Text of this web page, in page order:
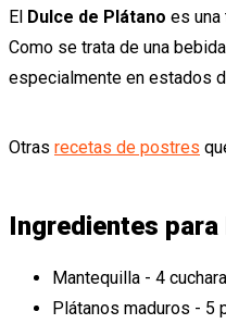
El Dulce de Plátano es una
Como se trata de una
especialmente en estados
Otras recetas de postres
Ingredientes para
Mantequilla - 4
Plátanos maduros - 5